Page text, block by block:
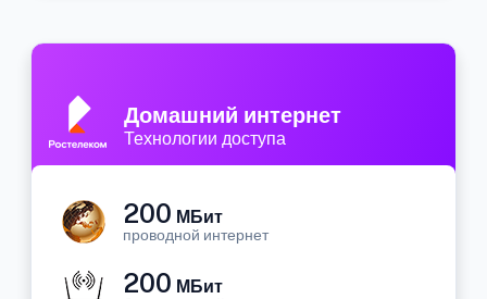
Домашний интернет
Технологии доступа
200 МБит
проводной интернет
200 МБит